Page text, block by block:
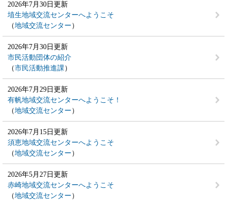
2026年7月30日更新
埴生地域交流センターへようこそ
地域交流センター
2026年7月30日更新
市民活動団体の紹介
市民活動推進課
2026年7月29日更新
有帆地域交流センターへようこそ！
地域交流センター
2026年7月15日更新
須恵地域交流センターへようこそ
地域交流センター
2026年5月27日更新
赤崎地域交流センターへようこそ
地域交流センター